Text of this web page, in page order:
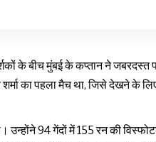
के बीच मुंबई के कप्तान ने जबरदस्त
शर्मा का पहला मैच था, जिसे देखने के
उन्होंने 94 गेंदों में 155 रन की